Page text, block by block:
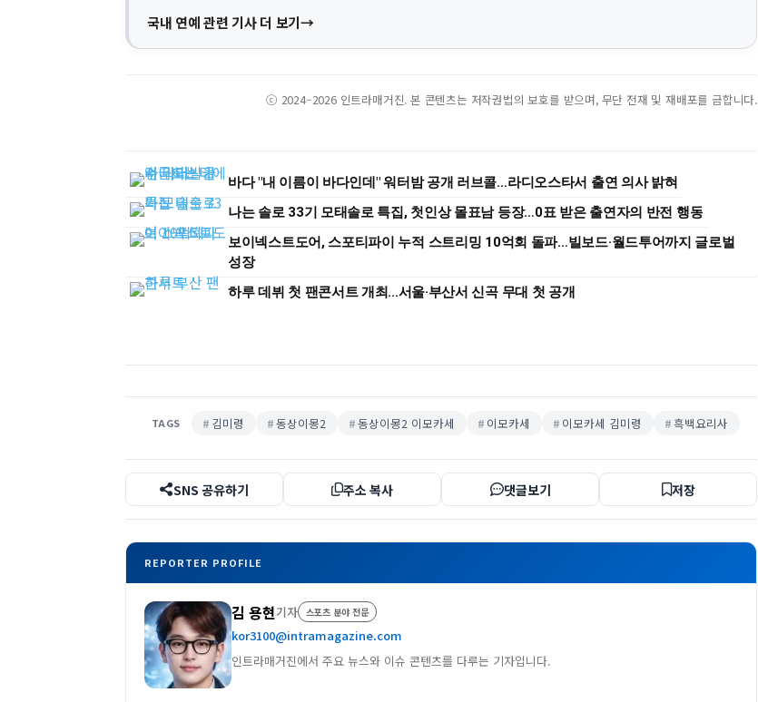
국내 연예 관련 기사 더 보기
ⓒ 2024–2026 인트라매거진. 본 콘텐츠는 저작권법의 보호를 받으며, 무단 전재 및 재배포를 금합니다.
바다 "내 이름이 바다인데" 워터밤 공개 러브콜…라디오스타서 출연 의사 밝혀
나는 솔로 33기 모태솔로 특집, 첫인상 몰표남 등장…0표 받은 출연자의 반전 행동
보이넥스트도어, 스포티파이 누적 스트리밍 10억회 돌파…빌보드·월드투어까지 글로벌
성장
하루 데뷔 첫 팬콘서트 개최...서울·부산서 신곡 무대 첫 공개
TAGS 김미령 동상이몽2 동상이몽2 이모카세 이모카세 이모카세 김미령 흑백요리사
SNS 공유하기 주소 복사 댓글보기 저장
REPORTER PROFILE
김 용현기자 스포츠 분야 전문
kor3100@intramagazine.com
인트라매거진에서 주요 뉴스와 이슈 콘텐츠를 다루는 기자입니다.